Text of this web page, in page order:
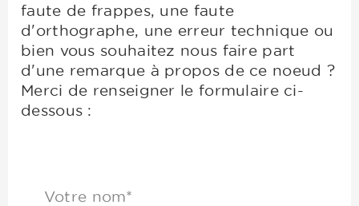
faute de frappes, une faute
d'orthographe, une erreur technique ou
bien vous souhaitez nous faire part
d'une remarque à propos de ce noeud ?
Merci de renseigner le formulaire ci-
dessous :
Votre nom*